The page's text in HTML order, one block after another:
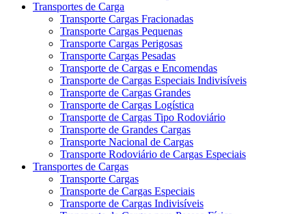
Transportes de Carga
Transporte Cargas Fracionadas
Transporte Cargas Pequenas
Transporte Cargas Perigosas
Transporte Cargas Pesadas
Transporte de Cargas e Encomendas
Transporte de Cargas Especiais Indivisíveis
Transporte de Cargas Grandes
Transporte de Cargas Logística
Transporte de Cargas Tipo Rodoviário
Transporte de Grandes Cargas
Transporte Nacional de Cargas
Transporte Rodoviário de Cargas Especiais
Transportes de Cargas
Transporte Cargas
Transporte de Cargas Especiais
Transporte de Cargas Indivisíveis